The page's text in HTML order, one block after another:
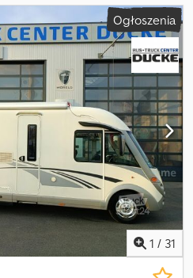
Ogłoszenia
1 / 31